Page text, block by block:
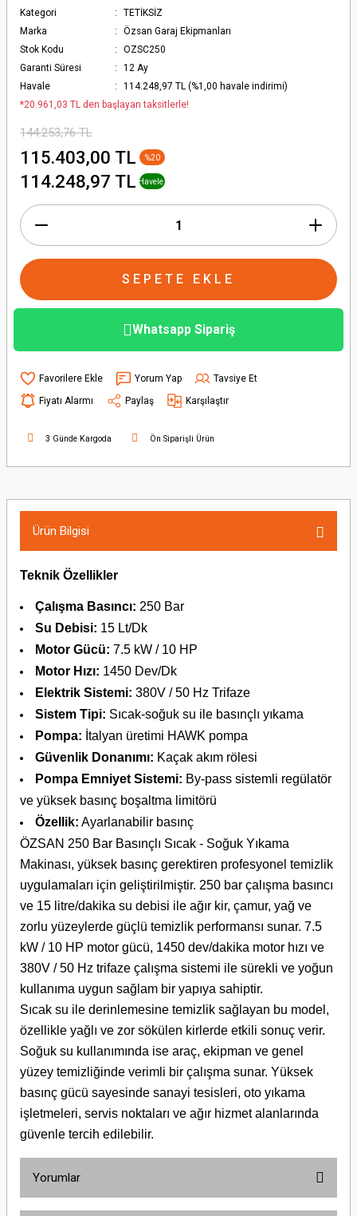
Kategori
TETİKSİZ
Marka
Özsan Garaj Ekipmanları
Stok Kodu
OZSC250
Garanti Süresi
12 Ay
Havale
114.248,97 TL (%1,00 havale indirimi)
*20.961,03 TL den başlayan taksitlerle!
144.253,76 TL
115.403,00 TL %20
114.248,97 TL Havele
SEPETE EKLE
Whatsapp Sipariş
Yorum Yap
Tavsiye Et
Fiyatı Alarmı
Paylaş Karşılaştır
3 Günde Kargoda Ön Siparişli Ürün
Ürün Bilgisi
Teknik Özellikler
Çalışma Basıncı: 250 Bar
Su Debisi: 15 Lt/Dk
Motor Gücü: 7.5 kW / 10 HP
Motor Hızı: 1450 Dev/Dk
Elektrik Sistemi: 380V / 50 Hz Trifaze
Sistem Tipi: Sıcak-soğuk su ile basınçlı yıkama
Pompa: İtalyan üretimi HAWK pompa
Güvenlik Donanımı: Kaçak akım rölesi
Pompa Emniyet Sistemi: By-pass sistemli regülatör
ve yüksek basınç boşaltma limitörü
Özellik: Ayarlanabilir basınç
ÖZSAN 250 Bar Basınçlı Sıcak - Soğuk Yıkama
Makinası, yüksek basınç gerektiren profesyonel temizlik
uygulamaları için geliştirilmiştir. 250 bar çalışma basıncı
ve 15 litre/dakika su debisi ile ağır kir, çamur, yağ ve
zorlu yüzeylerde güçlü temizlik performansı sunar. 7.5
kW / 10 HP motor gücü, 1450 dev/dakika motor hızı ve
380V / 50 Hz trifaze çalışma sistemi ile sürekli ve yoğun
kullanıma uygun sağlam bir yapıya sahiptir.
Sıcak su ile derinlemesine temizlik sağlayan bu model,
özellikle yağlı ve zor sökülen kirlerde etkili sonuç verir.
Soğuk su kullanımında ise araç, ekipman ve genel
yüzey temizliğinde verimli bir çalışma sunar. Yüksek
basınç gücü sayesinde sanayi tesisleri, oto yıkama
işletmeleri, servis noktaları ve ağır hizmet alanlarında
güvenle tercih edilebilir.
Yorumlar